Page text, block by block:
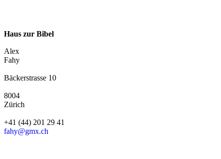
Haus zur Bibel
Alex
Fahy
Bäckerstrasse 10
8004
Zürich
+41 (44) 201 29 41
fahy@gmx.ch